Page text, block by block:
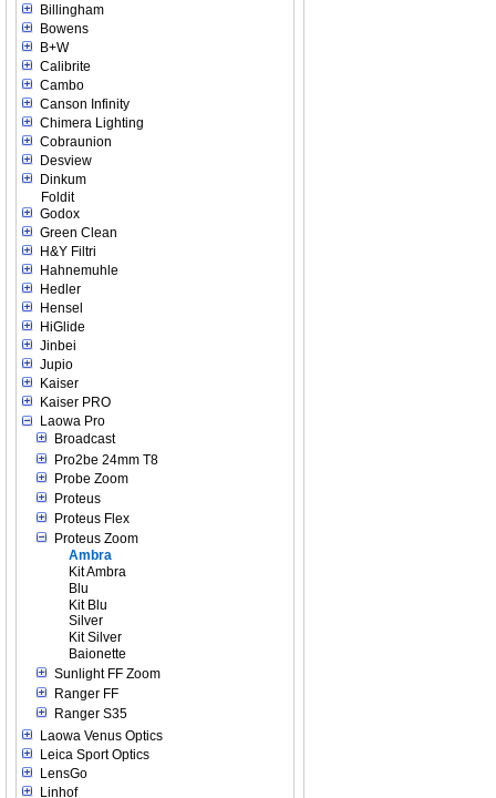
Billingham
Bowens
B+W
Calibrite
Cambo
Canson Infinity
Chimera Lighting
Cobraunion
Desview
Dinkum
Foldit
Godox
Green Clean
H&Y Filtri
Hahnemuhle
Hedler
Hensel
HiGlide
Jinbei
Jupio
Kaiser
Kaiser PRO
Laowa Pro
Broadcast
Pro2be 24mm T8
Probe Zoom
Proteus
Proteus Flex
Proteus Zoom
Ambra
Kit Ambra
Blu
Kit Blu
Silver
Kit Silver
Baionette
Sunlight FF Zoom
Ranger FF
Ranger S35
Laowa Venus Optics
Leica Sport Optics
LensGo
Linhof